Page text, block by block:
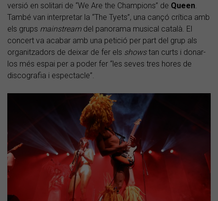
versió en solitari de “We Are the Champions” de Queen
També van interpretar la “The Tyets”, una cançó crítica amb
els grups mainstreamdel panorama musical català. El
concert va acabar amb una petició per part del grup als
organitzadors de deixar de fer els showstan curts i donar-
los més espai per a poder fer “les seves tres hores de
discografia i espectacle”.